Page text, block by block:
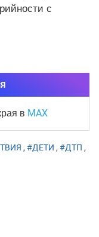
с
в MAX
, #ДЕТИ , #ДТП ,